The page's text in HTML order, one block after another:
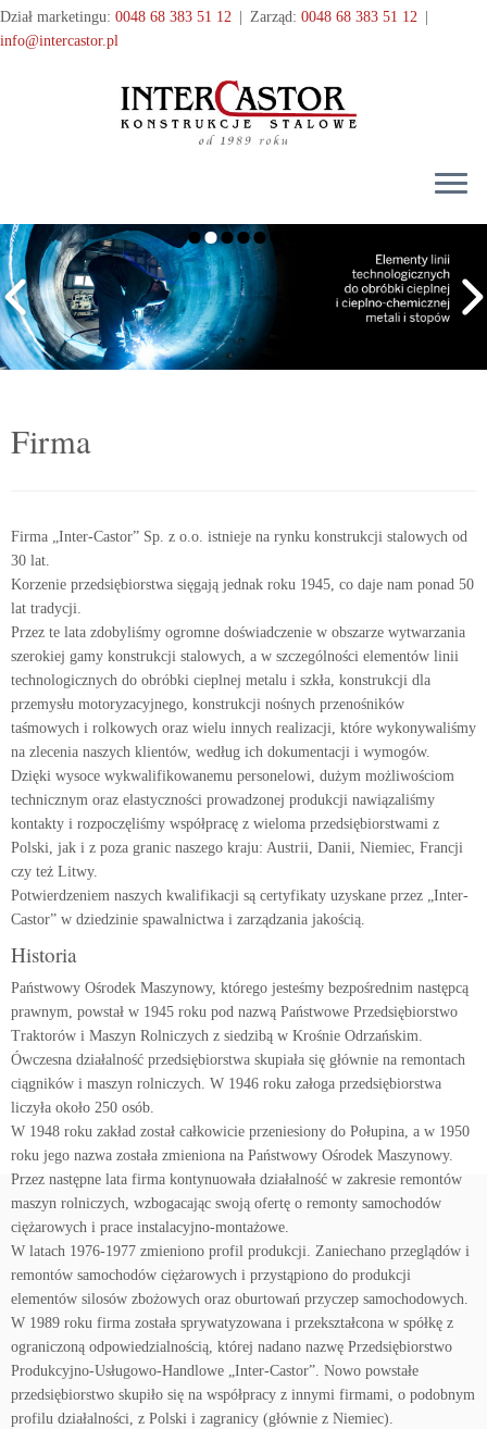
Przejdź
do
Dział marketingu: 0048 68 383 51 12 Zarząd: 0048 68 383 51 12
info@intercastor.pl
Firma
Firma „Inter-Castor” Sp. z o.o. istnieje na rynku konstrukcji stalowych od
30 lat.
Korzenie przedsiębiorstwa sięgają jednak roku 1945, co daje nam ponad 50
lat tradycji.
Przez te lata zdobyliśmy ogromne doświadczenie w obszarze wytwarzania
szerokiej gamy konstrukcji stalowych, a w szczególności elementów linii
technologicznych do obróbki cieplnej metalu i szkła, konstrukcji dla
przemysłu motoryzacyjnego, konstrukcji nośnych przenośników
taśmowych i rolkowych oraz wielu innych realizacji, które wykonywaliśmy
na zlecenia naszych klientów, według ich dokumentacji i wymogów.
Dzięki wysoce wykwalifikowanemu personelowi, dużym możliwościom
technicznym oraz elastyczności prowadzonej produkcji nawiązaliśmy
kontakty i rozpoczęliśmy współpracę z wieloma przedsiębiorstwami z
Polski, jak i z poza granic naszego kraju: Austrii, Danii, Niemiec, Francji
czy też Litwy.
Potwierdzeniem naszych kwalifikacji są certyfikaty uzyskane przez „Inter-
Castor” w dziedzinie spawalnictwa i zarządzania jakością.
Historia
Państwowy Ośrodek Maszynowy, którego jesteśmy bezpośrednim następcą
prawnym, powstał w 1945 roku pod nazwą Państwowe Przedsiębiorstwo
Traktorów i Maszyn Rolniczych z siedzibą w Krośnie Odrzańskim.
Ówczesna działalność przedsiębiorstwa skupiała się głównie na remontach
ciągników i maszyn rolniczych. W 1946 roku załoga przedsiębiorstwa
liczyła około 250 osób.
W 1948 roku zakład został całkowicie przeniesiony do Połupina, a w 1950
roku jego nazwa została zmieniona na Państwowy Ośrodek Maszynowy.
Przez następne lata firma kontynuowała działalność w zakresie remontów
maszyn rolniczych, wzbogacając swoją ofertę o remonty samochodów
ciężarowych i prace instalacyjno-montażowe.
W latach 1976-1977 zmieniono profil produkcji. Zaniechano przeglądów i
remontów samochodów ciężarowych i przystąpiono do produkcji
elementów silosów zbożowych oraz oburtowań przyczep samochodowych.
W 1989 roku firma została sprywatyzowana i przekształcona w spółkę z
ograniczoną odpowiedzialnością, której nadano nazwę Przedsiębiorstwo
Produkcyjno-Usługowo-Handlowe „Inter-Castor”. Nowo powstałe
przedsiębiorstwo skupiło się na współpracy z innymi firmami, o podobnym
profilu działalności, z Polski i zagranicy (głównie z Niemiec).